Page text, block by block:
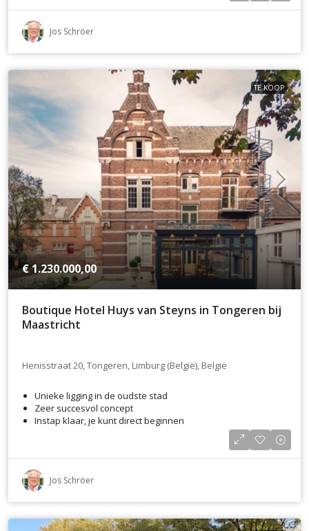
Jos Schröer
TE KOOP
€ 1.230.000,00
Boutique Hotel Huys van Steyns in Tongeren bij
Maastricht
Henisstraat 20, Tongeren, Limburg (België), België
Unieke ligging in de oudste stad
Zeer succesvol concept
Instap klaar, je kunt direct beginnen
Jos Schröer